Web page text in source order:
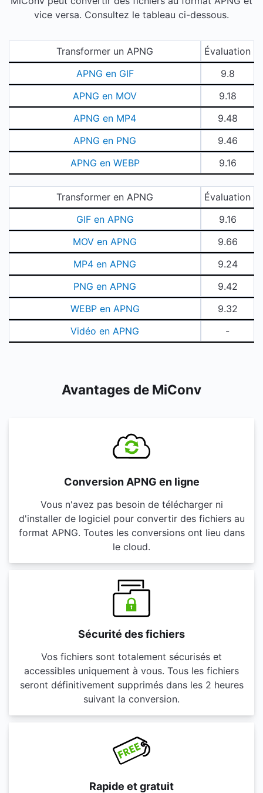
vice versa. Consultez le tableau ci-dessous.
Transformer un APNG
Évaluation
APNG en GIF
9.8
APNG en MOV
9.18
APNG en MP4
9.48
APNG en PNG
9.46
APNG en WEBP
9.16
Transformer en APNG
Évaluation
GIF en APNG
9.16
MOV en APNG
9.66
MP4 en APNG
9.24
PNG en APNG
9.42
WEBP en APNG
9.32
Vidéo en APNG
-
Avantages de MiConv
Conversion APNG en ligne
Vous n'avez pas besoin de télécharger ni
d'installer de logiciel pour convertir des fichiers au
format APNG. Toutes les conversions ont lieu dans
le cloud.
Sécurité des fichiers
Vos fichiers sont totalement sécurisés et
accessibles uniquement à vous. Tous les fichiers
seront définitivement supprimés dans les 2 heures
suivant la conversion.
Rapide et gratuit